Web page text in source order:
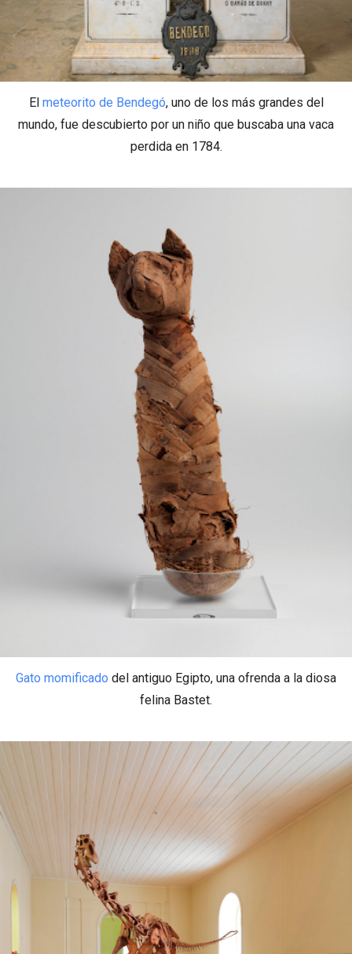
El meteorito de Bendegó, uno de los más grandes del
mundo, fue descubierto por un niño que buscaba una vaca
perdida en 1784.
Gato momificado del antiguo Egipto, una ofrenda a la diosa
felina Bastet.